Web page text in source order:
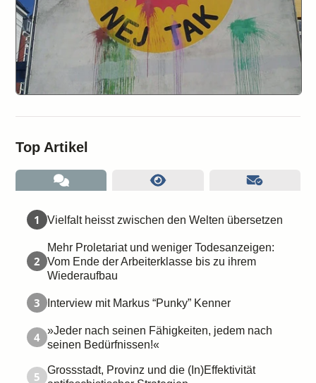
Top Artikel
1 Vielfalt heisst zwischen den Welten übersetzen
2
Mehr Proletariat und weniger Todesanzeigen:
Vom Ende der Arbeiterklasse bis zu ihrem
Wiederaufbau
3 Interview mit Markus “Punky” Kenner
4
»Jeder nach seinen Fähigkeiten, jedem nach
seinen Bedürfnissen!«
5
Grossstadt, Provinz und die (In)Effektivität